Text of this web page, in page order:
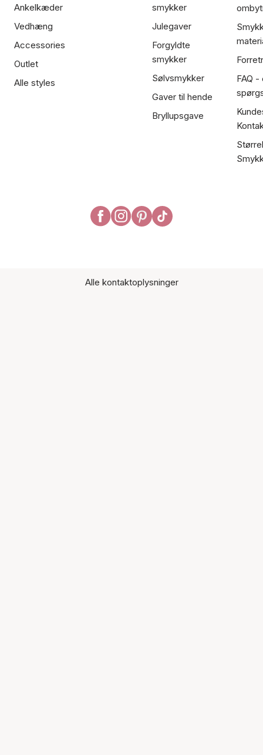
Ankelkæder
Vedhæng
Accessories
Outlet
Alle styles
smykker
Julegaver
Forgyldte
smykker
Sølvsmykker
Gaver til hende
Bryllupsgave
FAQ
Alle kontaktoplysninger